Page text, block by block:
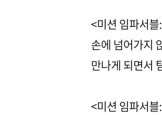
<미션 임파서
손에 넘어가지
만나게 되면서
<미션 임파서